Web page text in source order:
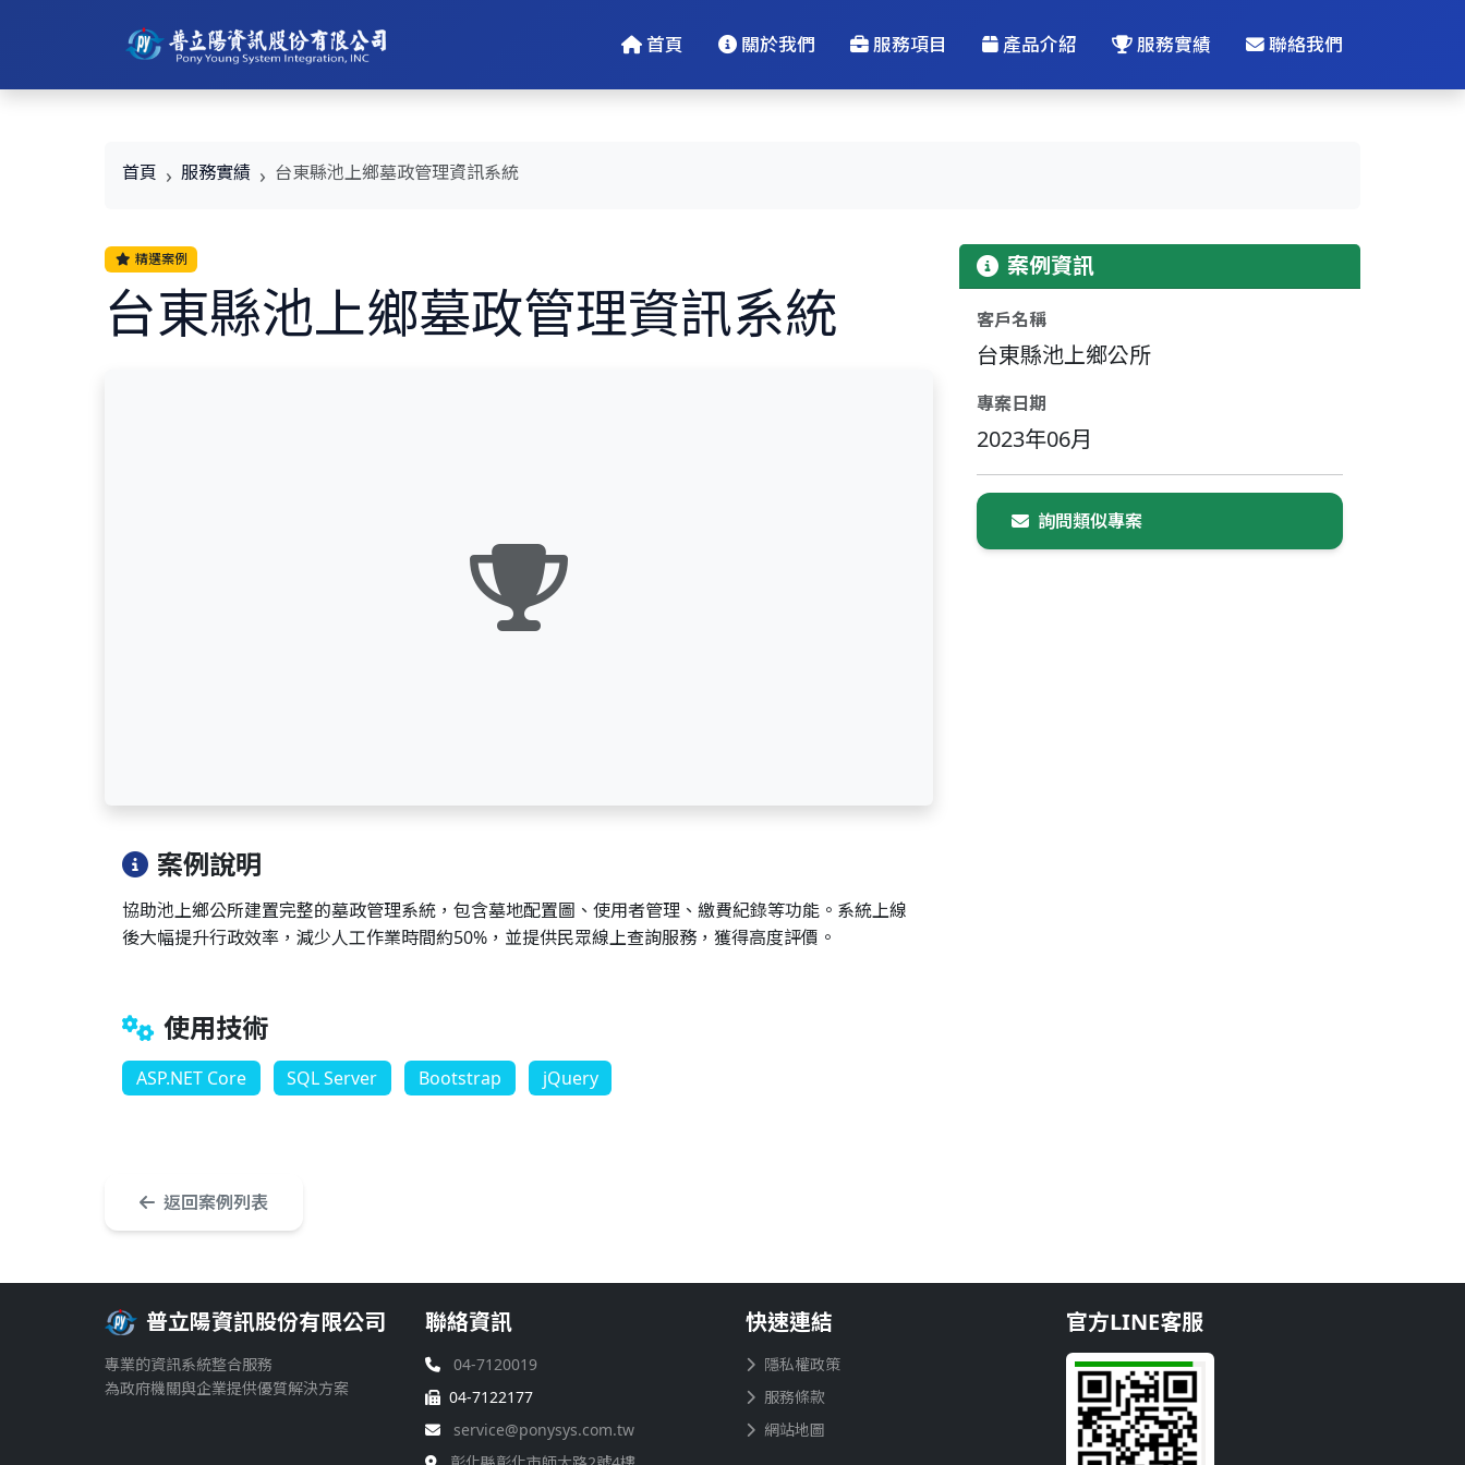
首頁 關於我們 服務項目 產品介紹 服務實績 聯絡我們
首頁 服務實績 台東縣池上鄉墓政管理資訊系統
精選案例
台東縣池上鄉墓政管理資訊系統
案例說明
協助池上鄉公所建置完整的墓政管理系統，包含墓地配置圖、使用者管理、繳費紀錄等功能。系統上線
後大幅提升行政效率，減少人工作業時間約50%，並提供民眾線上查詢服務，獲得高度評價。
使用技術
ASP.NET Core SQL Server Bootstrap jQuery
案例資訊
客戶名稱
台東縣池上鄉公所
專案日期
2023年06月
詢問類似專案
返回案例列表
普立陽資訊股份有限公司
專業的資訊系統整合服務
為政府機關與企業提供優質解決方案
聯絡資訊
04-7120019
04-7122177
service@ponysys.com.tw
快速連結
隱私權政策
服務條款
網站地圖
官方LINE客服